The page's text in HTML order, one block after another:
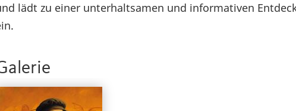
lädt zu einer unterhaltsamen und informativen